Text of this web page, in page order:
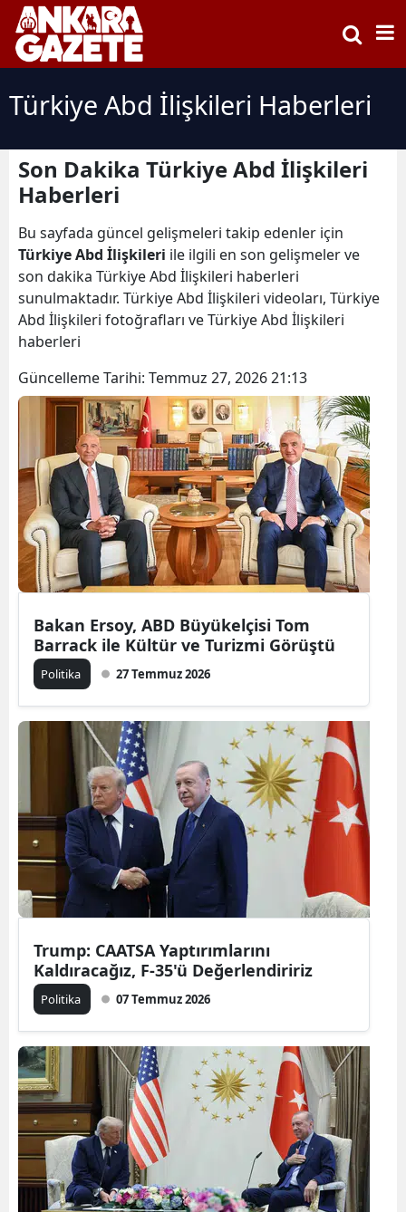
Türkiye Abd İlişkileri Haberleri
Son Dakika Türkiye Abd İlişkileri
Haberleri
Bu sayfada güncel gelişmeleri takip edenler için
Türkiye Abd İlişkileri ile ilgili en son gelişmeler ve
son dakika Türkiye Abd İlişkileri haberleri
sunulmaktadır. Türkiye Abd İlişkileri videoları, Türkiye
Abd İlişkileri fotoğrafları ve Türkiye Abd İlişkileri
haberleri
Güncelleme Tarihi: Temmuz 27, 2026 21:13
Bakan Ersoy, ABD Büyükelçisi Tom
Barrack ile Kültür ve Turizmi Görüştü
Politika 27 Temmuz 2026
Trump: CAATSA Yaptırımlarını
Kaldıracağız, F-35'ü Değerlendiririz
Politika 07 Temmuz 2026